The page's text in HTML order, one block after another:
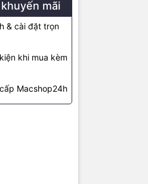
mãi
& cài đặt trọn
khi mua kèm
Macshop24h